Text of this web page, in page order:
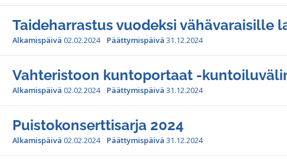
Taideharrastus vuodeksi vähävaraisille
Alkamispäivä 02.02.2024 Päättymispäivä 31.12.2024
Vahteristoon kuntoportaat -
Alkamispäivä 02.02.2024 Päättymispäivä 31.12.2024
Puistokonserttisarja 2024
Alkamispäivä 02.02.2024 Päättymispäivä 31.12.2024